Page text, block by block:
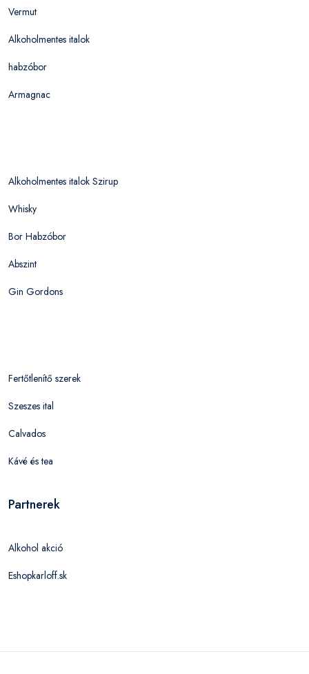
Vermut
Alkoholmentes italok
habzóbor
Armagnac
Alkoholmentes italok Szirup
Whisky
Bor Habzóbor
Abszint
Gin Gordons
Fertőtlenítő szerek
Szeszes ital
Calvados
Kávé és tea
Partnerek
Alkohol akció
Eshopkarloff.sk